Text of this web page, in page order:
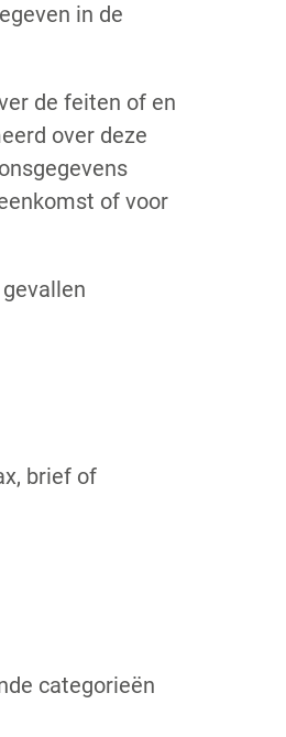
in de
de feiten of en
over deze
of voor
brief of
categorieën